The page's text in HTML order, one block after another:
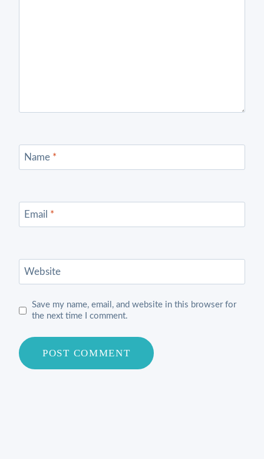
Name *
Email *
Website
Save my name, email, and website in this browser for
the next time I comment.